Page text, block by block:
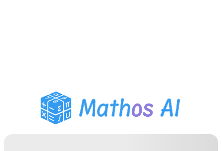
PDF 숙제 도우미
학습 도구